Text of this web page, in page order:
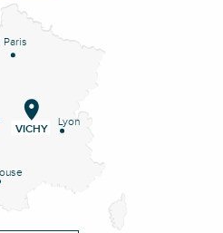
Paris
Lyon
VICHY